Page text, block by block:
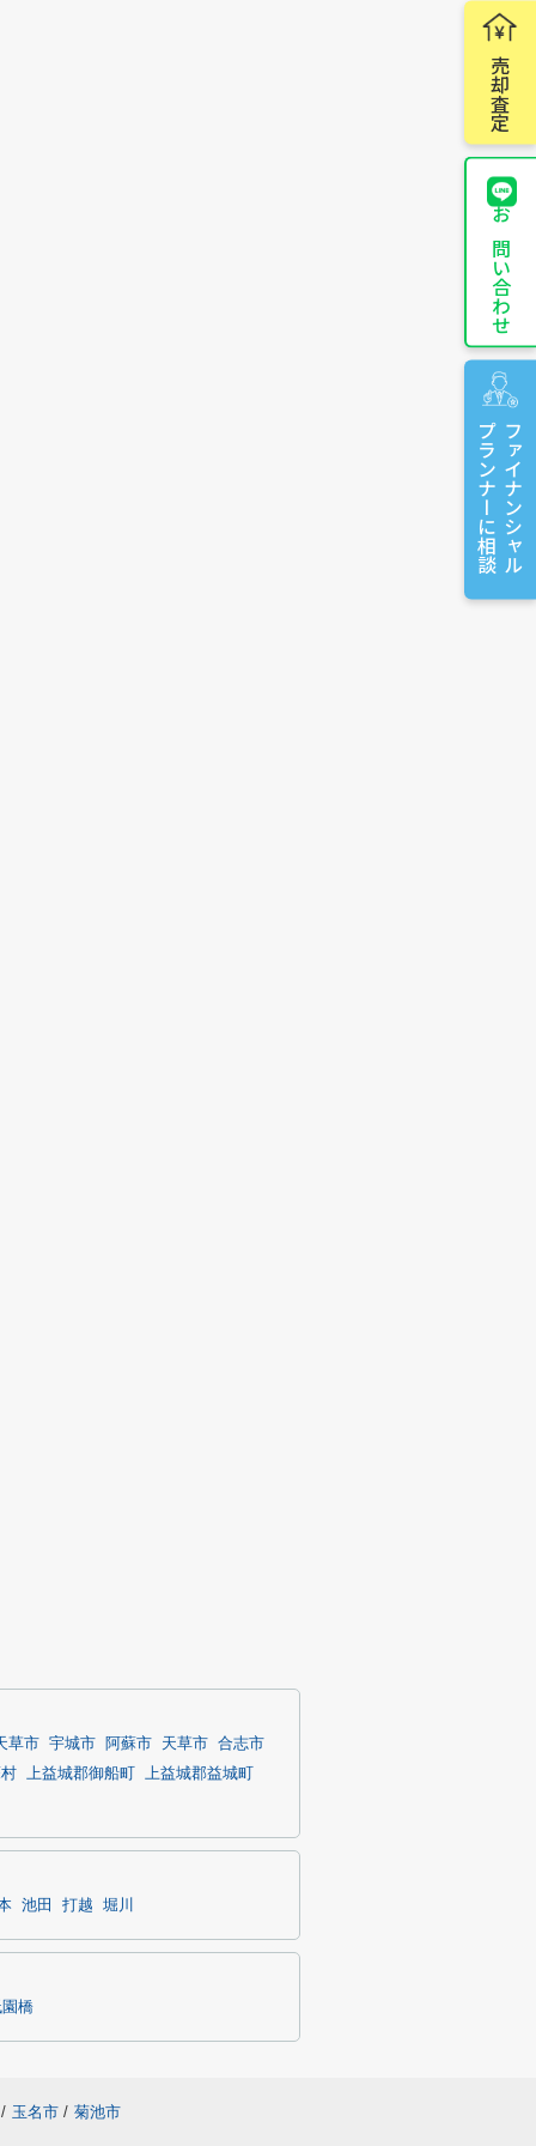
売却査定
お問い合わせ
ファイナンシャル
プランナーに相談
草市 宇城市 阿蘇市 天草市 合志市
上益城郡御船町 上益城郡益城町
池田 打越 堀川
橋
/ 玉名市 / 菊池市